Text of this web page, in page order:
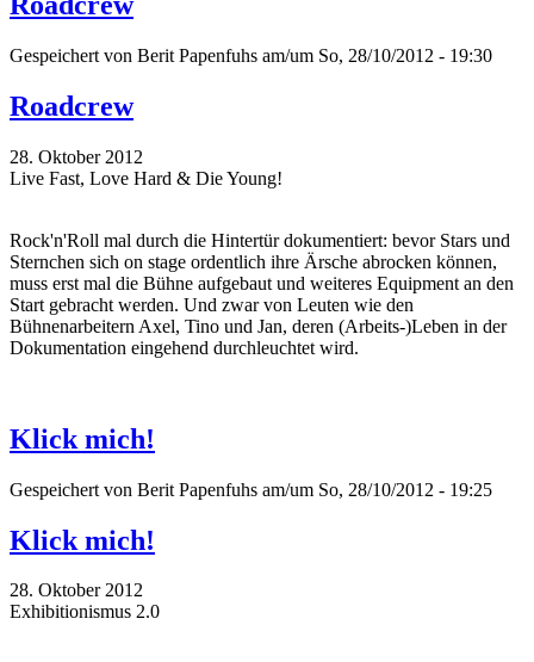
Gespeichert von Berit Papenfuhs am/um So, 28/10/2012 - 19:30
Roadcrew
28. Oktober 2012
Live Fast, Love Hard & Die Young!
Rock'n'Roll mal durch die Hintertür dokumentiert: bevor Stars und
Sternchen sich on stage ordentlich ihre Ärsche abrocken können,
muss erst mal die Bühne aufgebaut und weiteres Equipment an den
Start gebracht werden. Und zwar von Leuten wie den
Bühnenarbeitern Axel, Tino und Jan, deren (Arbeits-)Leben in der
Dokumentation eingehend durchleuchtet wird.
Klick mich!
Gespeichert von Berit Papenfuhs am/um So, 28/10/2012 - 19:25
Klick mich!
28. Oktober 2012
Exhibitionismus 2.0